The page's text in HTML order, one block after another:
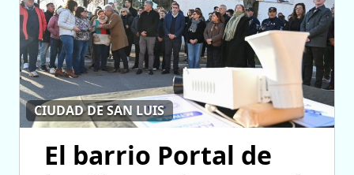
CIUDAD DE SAN LUIS
El barrio Portal de